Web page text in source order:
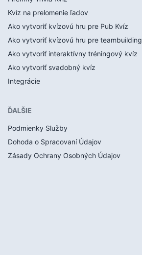
Kvíz na prelomenie ľadov
Ako vytvoriť kvízovú hru pre Pub Kvíz
Ako vytvoriť kvízovú hru pre teambuilding
Ako vytvoriť interaktívny tréningový kvíz
Ako vytvoriť svadobný kvíz
Integrácie
ĎALŠIE
Podmienky Služby
Dohoda o Spracovaní Údajov
Zásady Ochrany Osobných Údajov